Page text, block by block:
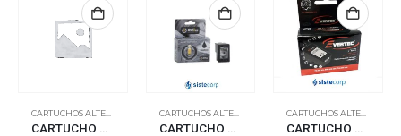
CARTUCHO ALTERNATIVO 667XL COLOR (3YM80AL)
CARTUCHOS ALTERNATIVOS
CARTUCHO ALTERNATIVO HP 667 3YM78AL COLOR 18ML GENERICO CARTUCHO ALTERNATIVO HP 933XL – CYAN – PARA HP MF 7610/7110 OFFIC CN054A